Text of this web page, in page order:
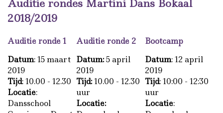
Auditie rondes Martini Dans Bokaal
2018/2019
Auditie ronde 1
Datum: 15 maart
2019
Tijd: 10.00 - 12.30
Locatie:
Dansschool
Auditie ronde 2
Datum:5 april
2019
Tijd:10.00 - 12.30
uur
Locatie:
Bootcamp
Datum: 12 april
2019
Tijd: 10:00 - 12:30
uur
Locatie: